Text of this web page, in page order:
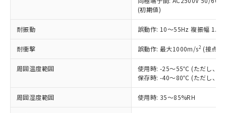
(初期値)
耐振動 誤動作: 10～55Hz 複振幅
耐衝撃 誤動作: 最大1000m/s2 (接点
周囲温度範囲
使用時: -25～55℃ (ただし、氷
保存時: -40～80℃ (ただし、氷
周囲湿度範囲 使用時: 35～85%RH
正式な納期状況および標準価格はお客
様のお取引先、またはお客様担当のオ
ムロン制御機器販売店・当社販売員に
オムロン制御機器販売店や当社販売拠
販売ネットワーク
」をご確認
事前の承諾なく第三者に漏洩または開
(PBDE) 1000ppm以下、フタル酸ビス(2-エチルヘキシ
ル) (DEHP)(別名：DOP) 1000ppm以下、フタル酸ブチ
（DBP） 1000ppm以下、フタル酸ジイソブチル
但し、RoHS指令で産業用監視および制御機器に対する
フタル酸エステル類の４物質については閾値を超える意
図的な使用がないことを確認しています。
※2 対応予定月
ニル類) : 1000ppm、 PBDEs(ポリ臭化ジフェニルエーテ
イソブチル) : 1000ppm、 BBP(フタル酸ブチルベンジ
DEHP(フタル酸ビス(2-エチルヘキシル)) : 1000ppm
「ｅ」：有害物質（10物質）のすべてが基
準値以下であることを示します。
当社は規制貨物を破棄する場合は、完
全に破砕するなど、違法に輸出されな
いよう必要な手段を講じます。
当社は貴社製品を、核兵器、ミサイ
ル、化学兵器、生物兵器またはその他
武器並びにこれらの製造装置等に一切
当社は、貴社製品を第三者に販売する
場合は、上記1、2および3の内容を当
該第三者に通知します。また当社は、
一定数以上の在庫あり
一定数には満たないが在庫あり
在庫なし(最新の在庫状況につ
いては、お客様のお取引先、ま
たはお客様担当のオムロン制御
機器販売店・当社販売員にご確